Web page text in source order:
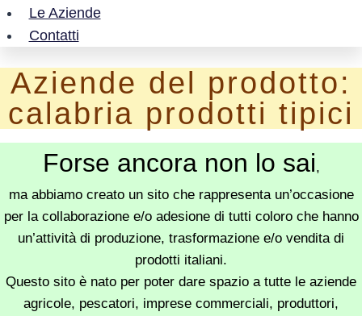
Le Aziende
Contatti
Aziende del prodotto:
calabria prodotti tipici
Forse ancora non lo sai,
ma abbiamo creato un sito che rappresenta un’occasione
per la collaborazione e/o adesione di tutti coloro che hanno
un’attività di produzione, trasformazione e/o vendita di
prodotti italiani.
Questo sito è nato per poter dare spazio a tutte le aziende
agricole, pescatori, imprese commerciali, produttori,